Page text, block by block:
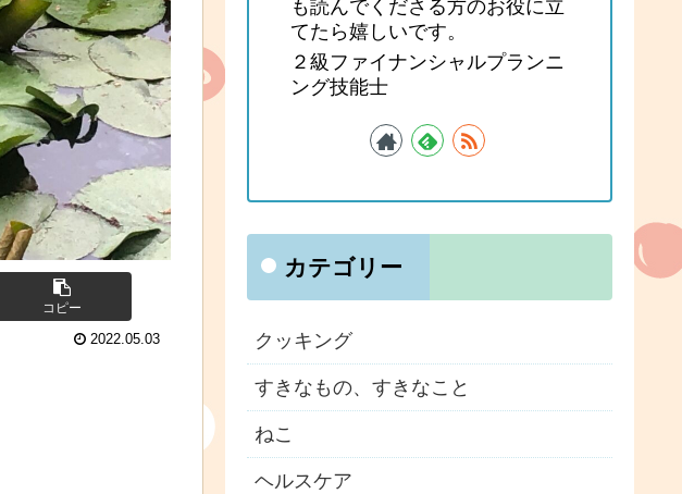
コピー
2022.05.03
も読んでくださる方のお役に立
てたら嬉しいです。
２級ファイナンシャルプランニ
ング技能士
カテゴリー
クッキング
すきなもの、すきなこと
ねこ
ヘルスケア